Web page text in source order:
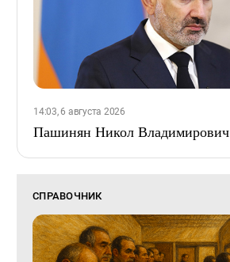
14:03, 6 августа 2026
Пашинян Никол Владимирович
СПРАВОЧНИК